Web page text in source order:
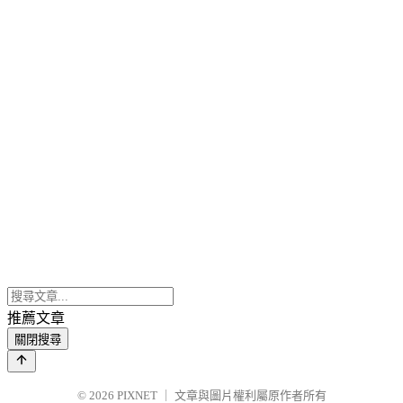
推薦文章
關閉搜尋
© 2026 PIXNET 文章與圖片權利屬原作者所有